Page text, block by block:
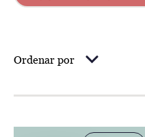
Ordenar por